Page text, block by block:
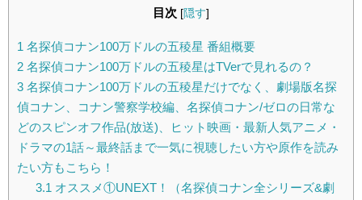
目次 [隠す]
1 名探偵コナン100万ドルの五稜星 番組概要
2 名探偵コナン100万ドルの五稜星はTVerで見れるの？
3 名探偵コナン100万ドルの五稜星だけでなく、劇場版名探
偵コナン、コナン警察学校編、名探偵コナン/ゼロの日常な
どのスピンオフ作品(放送)、ヒット映画・最新人気アニメ・
ドラマの1話～最終話まで一気に視聴したい方や原作を読み
たい方もこちら！
3.1 オススメ①UNEXT！（名探偵コナン全シリーズ&劇